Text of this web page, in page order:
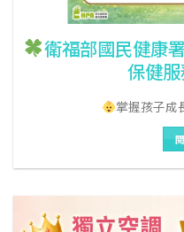
衛福部國民健康
保健服
掌握孩子成